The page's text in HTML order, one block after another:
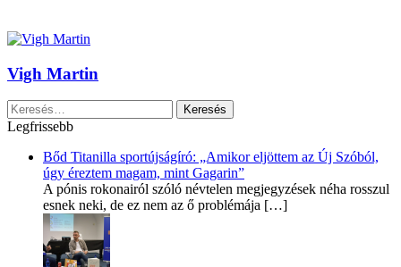
Vigh Martin
Keresés:
Legfrissebb
Bőd Titanilla sportújságíró: „Amikor eljöttem az Új Szóból,
úgy éreztem magam, mint Gagarin”
A pónis rokonairól szóló névtelen megjegyzések néha rosszul
esnek neki, de ez nem az ő problémája […]